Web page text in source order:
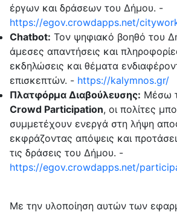
έργων και δράσεων του Δήμου. -
https://egov.crowdapps.net/
Chatbot: Τον ψηφιακό βοηθό του
άμεσες απαντήσεις και
εκδηλώσεις και θέματα
επισκεπτών. - https://kalymnos.gr/
Πλατφόρμα Διαβούλευσης: Μέσω
Crowd Participation, οι πολίτες
συμμετέχουν ενεργά στη λήψη
εκφράζοντας απόψεις και
τις δράσεις του Δήμου. -
https://egov.crowdapps.net/
Με την υλοποίηση αυτών των